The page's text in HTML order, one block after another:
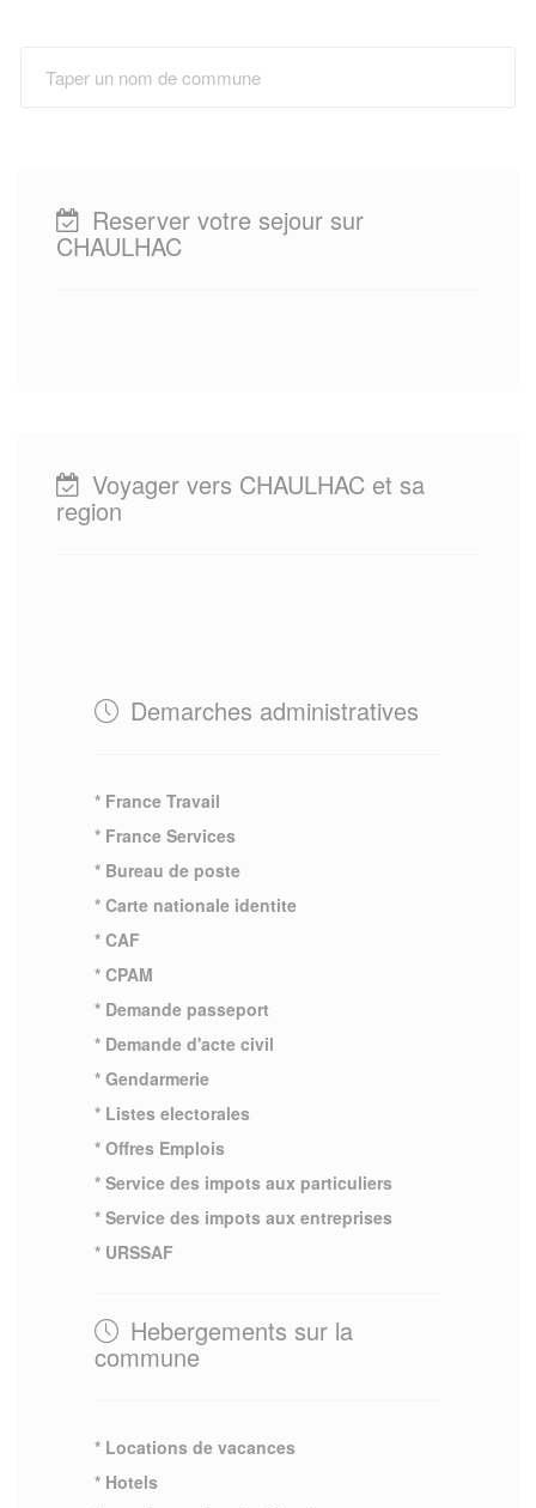
Reserver votre sejour sur
CHAULHAC
Voyager vers CHAULHAC et sa
region
Demarches administratives
* France Travail
* France Services
* Bureau de poste
* Carte nationale identite
* CAF
* CPAM
* Demande passeport
* Demande d'acte civil
* Gendarmerie
* Listes electorales
* Offres Emplois
* Service des impots aux particuliers
* Service des impots aux entreprises
* URSSAF
Hebergements sur la
commune
* Locations de vacances
* Hotels